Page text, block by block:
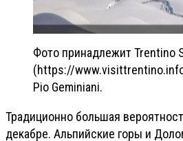
Фото принадлежит Trentino
(https://
Pio Geminiani.
Традиционно большая
декабре. Альпийские горы и